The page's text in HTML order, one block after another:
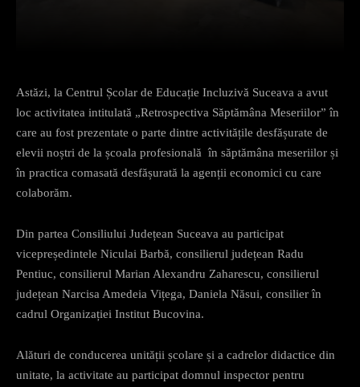
Astăzi, la Centrul Școlar de Educație Incluzivă Suceava a avut
loc activitatea intitulată „Retrospectiva Săptămâna Meseriilor” în
care au fost prezentate o parte dintre activitățile desfășurate de
elevii noștri de la școala profesională în săptămâna meseriilor și
în practica comasată desfășurată la agenții economici cu care
colaborăm.
Din partea Consiliului Județean Suceava au participat
vicepreședintele Niculai Barbă, consilierul județean Radu
Pentiuc, consilierul Marian Alexandru Zaharescu, consilierul
județean Narcisa Amedeia Vițega, Daniela Năsui, consilier în
cadrul Organizației Institut Bucovina.
Alături de conducerea unității școlare și a cadrelor didactice din
unitate, la activitate au participat domnul inspector pentru